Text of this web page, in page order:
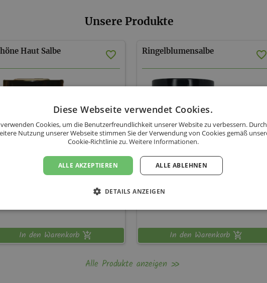
Unsere Produkte
Haut Salbe
In den Warenkorb
Ringelblumensalbe
VielSeifig
50 g
In den Warenkorb
Alle Produkte anzeigen
Diese Webseite verwendet Cookies.
Cookies, um die Benutzerfreundlichkeit unserer Website zu verbessern.
Nutzung unserer Webseite stimmen Sie der Verwendung von Cookies gemäß
Cookie-Richtlinie zu.Weitere Informationen.
ALLE AKZEPTIEREN ALLE ABLEHNEN
DETAILS ANZEIGEN